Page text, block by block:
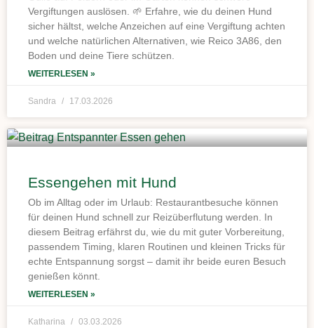
Vergiftungen auslösen. 🌱 Erfahre, wie du deinen Hund
sicher hältst, welche Anzeichen auf eine Vergiftung achten
und welche natürlichen Alternativen, wie Reico 3A86, den
Boden und deine Tiere schützen.
WEITERLESEN »
Sandra 17.03.2026
Essengehen mit Hund
Ob im Alltag oder im Urlaub: Restaurantbesuche können
für deinen Hund schnell zur Reizüberflutung werden. In
diesem Beitrag erfährst du, wie du mit guter Vorbereitung,
passendem Timing, klaren Routinen und kleinen Tricks für
echte Entspannung sorgst – damit ihr beide euren Besuch
genießen könnt.
WEITERLESEN »
Katharina 03.03.2026